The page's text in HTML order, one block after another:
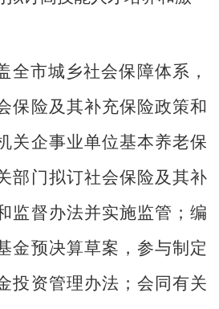
全市城乡社会保障体系，
保险及其补充保险政策和
关企事业单位基本养老保
部门拟订社会保险及其补
监督办法并实施监管；编
金预决算草案，参与制定
投资管理办法；会同有关